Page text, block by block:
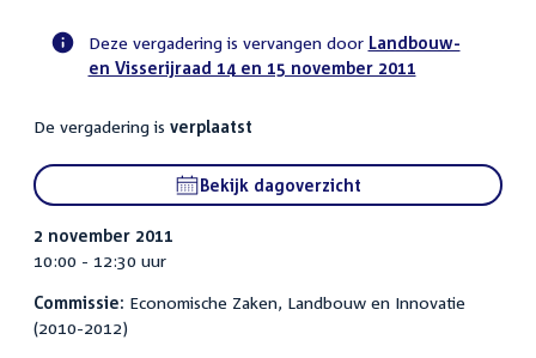
Voortgangsstatus
activiteit
Deze vergadering is vervangen door Landbouw-
en Visserijraad 14 en 15 november 2011
De vergadering is verplaatst
Bekijk dagoverzicht
2 november 2011
10:00 - 12:30 uur
Commissie: Economische Zaken, Landbouw en Innovatie
(2010-2012)